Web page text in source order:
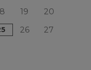
19
20
26
27